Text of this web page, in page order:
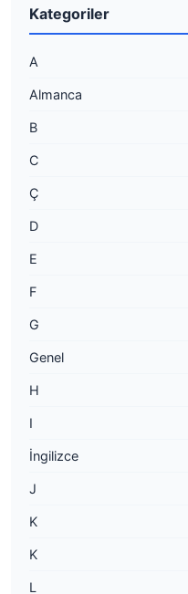
Kategoriler
A
Almanca
B
C
Ç
D
E
F
G
Genel
H
I
İngilizce
J
K
K
L